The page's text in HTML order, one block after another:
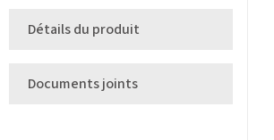
Détails du produit
Documents joints